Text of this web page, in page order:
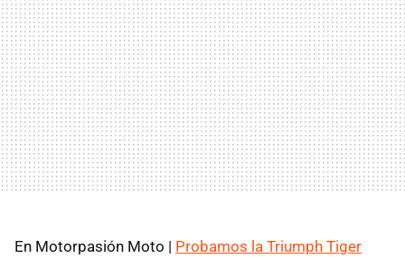
En Motorpasión Moto | Probamos la Triumph Tiger